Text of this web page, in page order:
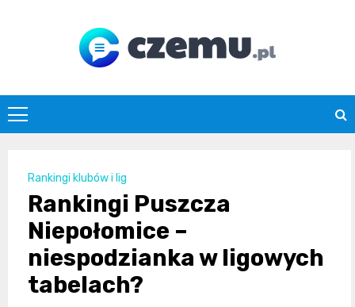
czemu.pl
Rankingi klubów i lig
Rankingi Puszcza
Niepołomice –
niespodzianka w ligowych
tabelach?